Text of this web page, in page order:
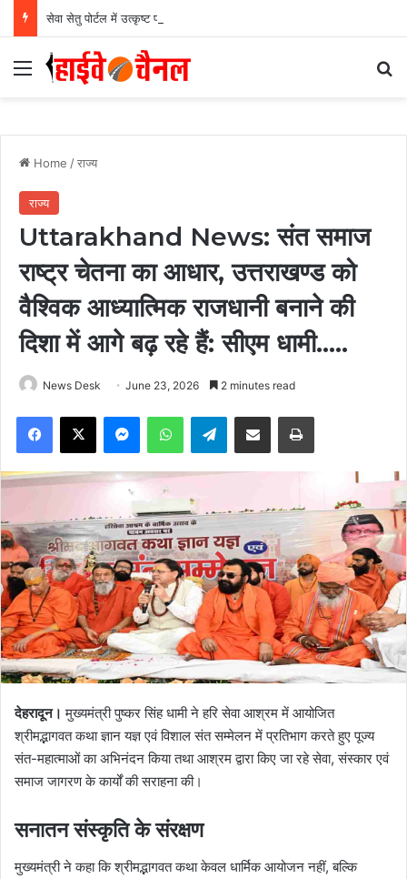
Menu
Home /राज्य
राज्य
Uttarakhand News: संत समाज
राष्ट्र चेतना का आधार, उत्तराखण्ड को
वैश्विक आध्यात्मिक राजधानी बनाने की
दिशा में आगे बढ़ रहे हैं: सीएम धामी…..
News Desk June 23, 2026 2 minutes read
Facebook
X MessengerWhatsAppTelegramShare via Email Print
देहरादून।मुख्यमंत्री पुष्कर सिंह धामी ने हरि सेवा आश्रम में आयोजित
श्रीमद्भागवत कथा ज्ञान यज्ञ एवं विशाल संत सम्मेलन में प्रतिभाग करते हुए पूज्य
संत-महात्माओं का अभिनंदन किया तथा आश्रम द्वारा किए जा रहे सेवा, संस्कार एवं
समाज जागरण के कार्यों की सराहना की।
सनातन संस्कृति के संरक्षण
मुख्यमंत्री ने कहा कि श्रीमद्भागवत कथा केवल धार्मिक आयोजन नहीं, बल्कि